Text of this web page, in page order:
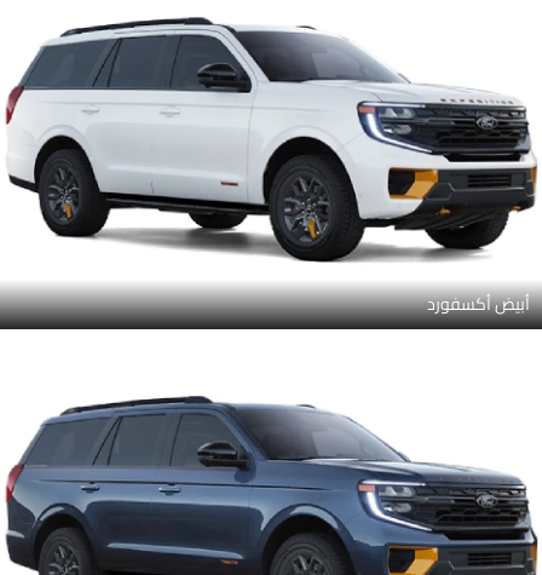
أبيض أكسفورد